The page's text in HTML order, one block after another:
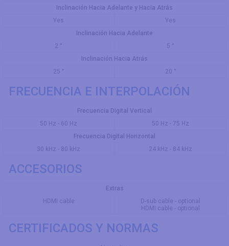
Inclinación Hacia Adelante y Hacia Atrás
Yes
Yes
Inclinación Hacia Adelante
2 °
5 °
Inclinación Hacia Atrás
25 °
20 °
FRECUENCIA E INTERPOLACIÓN
Frecuencia Digital Vertical
50 Hz - 60 Hz
50 Hz - 75 Hz
Frecuencia Digital Horizontal
30 kHz - 80 kHz
24 kHz - 84 kHz
ACCESORIOS
Extras
HDMI cable
D-sub cable - optional
HDMI cable - optional
CERTIFICADOS Y NORMAS